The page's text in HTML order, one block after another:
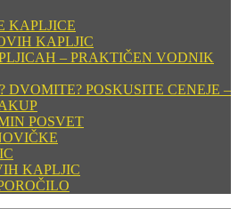
KAPLJICE
KAPLJIC
– PRAKTIČEN VODNIK
DVOMITE? POSKUSITE CENEJE –
POSVET
KAPLJIC